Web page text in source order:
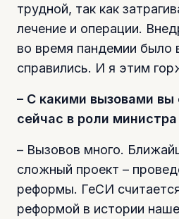
трудной, так как
лечение и операции.
во время пандемии было
справились. И я этим
– С какими вызовами вы
сейчас в роли
– Вызовов много.
сложный проект –
реформы. ГеСИ
реформой в истории